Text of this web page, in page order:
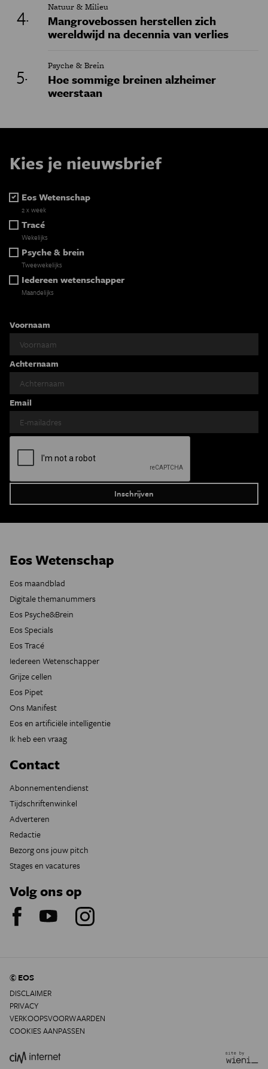
Natuur & Milieu
Mangrovebossen herstellen zich
wereldwijd na decennia van verlies
Psyche & Brein
Hoe sommige breinen alzheimer
weerstaan
Kies je nieuwsbrief
Eos Wetenschap
2 x week
Tracé
Wekelijks
Psyche & brein
Tweewekelijks
Iedereen wetenschapper
Maandelijks
Voornaam
Achternaam
Email
Eos Wetenschap
Eos maandblad
Digitale themanummers
Eos Psyche&Brein
Eos Specials
Eos Tracé
Iedereen Wetenschapper
Grijze cellen
Eos Pipet
Ons Manifest
Eos en artificiële intelligentie
Ik heb een vraag
Contact
Abonnementendienst
Tijdschriftenwinkel
Adverteren
Redactie
Bezorg ons jouw pitch
Stages en vacatures
Volg ons op
© EOS
DISCLAIMER
PRIVACY
VERKOOPSVOORWAARDEN
COOKIES AANPASSEN